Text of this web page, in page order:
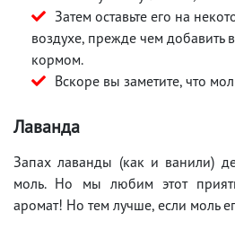
Затем оставьте его на
воздухе, прежде чем добавить
кормом.
Вскоре вы заметите, что
Лаванда
Запах лаванды (как и ванили)
моль. Но мы любим этот
аромат! Но тем лучше, если моль